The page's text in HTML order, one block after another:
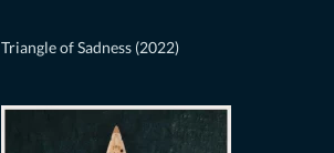
Triangle of Sadness (2022)